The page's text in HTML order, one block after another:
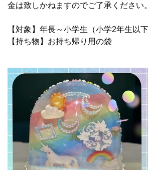
金は致しかねますのでご了承ください。
【対象】年長～小学生（小学2年生以
【持ち物】お持ち帰り用の袋